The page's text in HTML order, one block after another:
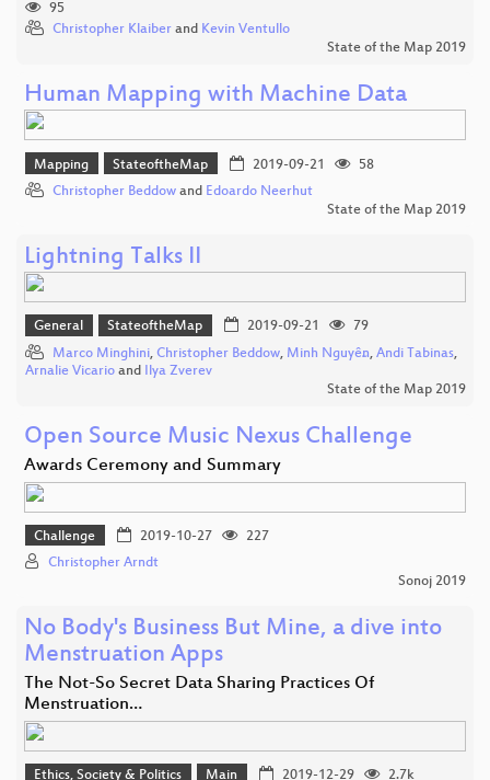
95
Christopher Klaiber and Kevin Ventullo
State of the Map 2019
Human Mapping with Machine Data
Mapping StateoftheMap 2019-09-21
58
Christopher Beddow and Edoardo Neerhut
State of the Map 2019
Lightning Talks II
General StateoftheMap 2019-09-21
79
Marco Minghini, Christopher Beddow, Minh Nguyễn, Andi Tabinas,
Arnalie Vicario and
Ilya Zverev
State of the Map 2019
Open Source Music Nexus Challenge
Awards Ceremony and Summary
Challenge 2019-10-27
227
Christopher Arndt
Sonoj 2019
No Body's Business But Mine, a dive into
Menstruation Apps
The Not-So Secret Data Sharing Practices Of
Menstruation…
Ethics, Society & Politics Main 2019-12-29 2.7k